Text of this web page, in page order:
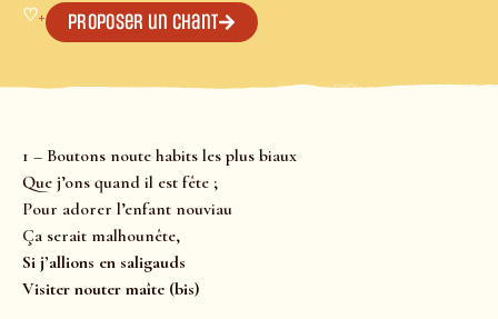
♡+ Proposer un chant
1 – Boutons noute habits les plus biaux
Que j’ons quand il est fête ;
Pour adorer l’enfant nouviau
Ça serait malhounête,
Si j’allions en saligauds
Visiter nouter maîte (bis)